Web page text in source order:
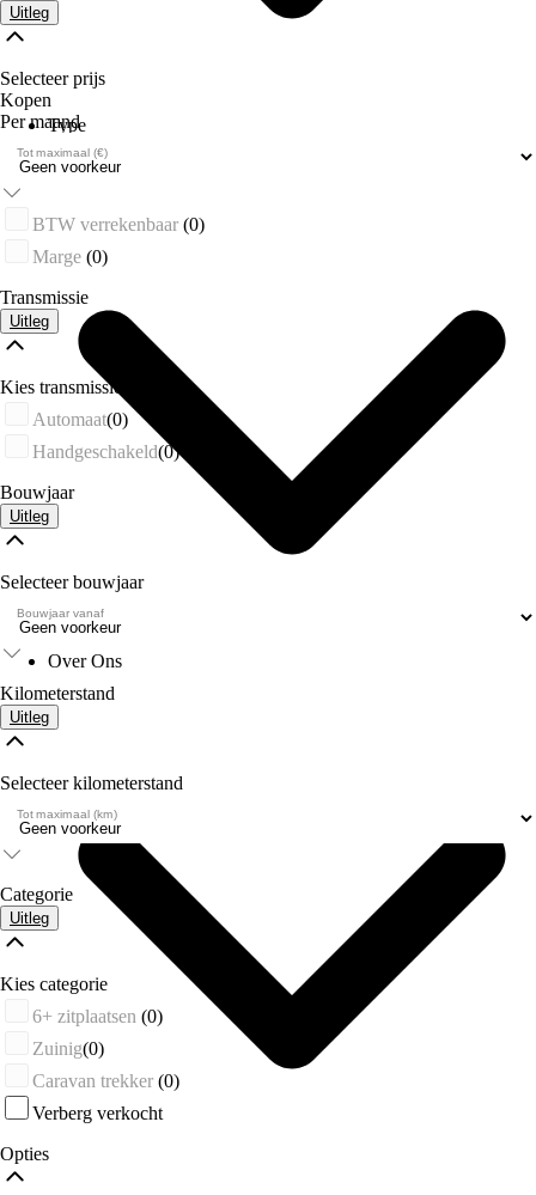
Type
Vestigingen
Over Ons
Uitleg
Selecteer prijs
Kopen
Per maand
Tot maximaal (€)
BTW verrekenbaar (0)
Marge (0)
Transmissie
Uitleg
Kies transmissie
Automaat(0)
Handgeschakeld(0)
Bouwjaar
Uitleg
Selecteer bouwjaar
Bouwjaar vanaf
Kilometerstand
Uitleg
Selecteer kilometerstand
Tot maximaal (km)
Categorie
Uitleg
Kies categorie
6+ zitplaatsen (0)
Zuinig(0)
Caravan trekker (0)
Verberg verkocht
Opties